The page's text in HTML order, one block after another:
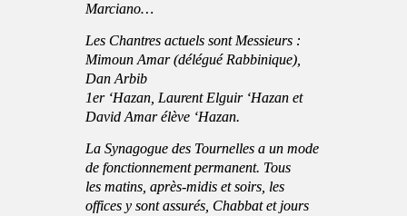
Marciano…
Les Chantres actuels sont Messieurs :
Mimoun Amar (délégué Rabbinique),
Dan Arbib
1er ‘Hazan, Laurent Elguir ‘Hazan et
David Amar élève ‘Hazan.
La Synagogue des Tournelles a un mode
de fonctionnement permanent. Tous
les matins, après-midis et soirs, les
offices y sont assurés, Chabbat et jours